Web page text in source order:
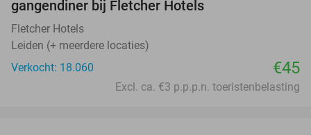
gangendiner bij Fletcher Hotels
Fletcher Hotels
Leiden (+ meerdere locaties)
Verkocht: 18.060
€45
Excl. ca. €3 p.p.p.n. toeristenbelasting